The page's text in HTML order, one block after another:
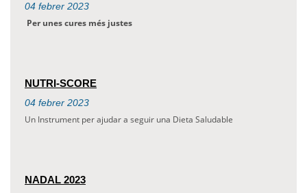
04 febrer 2023
Per unes cures més justes
NUTRI-SCORE
04 febrer 2023
Un Instrument per ajudar a seguir una Dieta Saludable
NADAL 2023